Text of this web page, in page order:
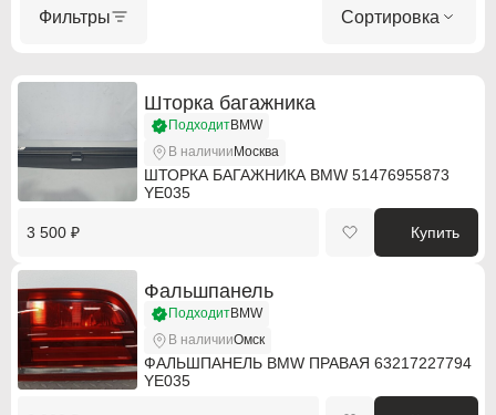
Фильтры Сортировка
Шторка багажника
В наличии Москва
ПодходитBMW
ШТОРКА БАГАЖНИКА BMW 51476955873
YE035
3 500 ₽ Купить
Фальшпанель
В наличииОмск
ПодходитBMW
ФАЛЬШПАНЕЛЬ BMW ПРАВАЯ 63217227794
YE035
ABARTH
Audi
BMW
BMW Motorrad
Cadillac
Chevrolet
Chrysler
ABARTH
Audi
BMW
BMW Motorrad
Cadillac
Chevrolet
Chrysler